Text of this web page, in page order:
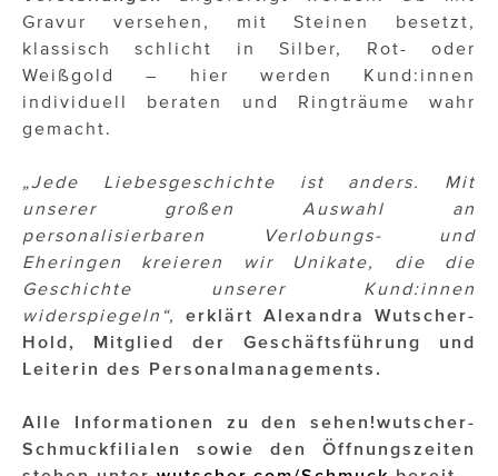
Gravur versehen, mit Steinen besetzt,
klassisch schlicht in Silber, Rot- oder
Weißgold – hier werden Kund:innen
individuell beraten und Ringträume wahr
gemacht.
„Jede Liebesgeschichte ist anders. Mit
unserer großen Auswahl an
personalisierbaren Verlobungs- und
Eheringen kreieren wir Unikate, die die
Geschichte unserer Kund:innen
widerspiegeln“,
erklärt Alexandra Wutscher-
Hold, Mitglied der Geschäftsführung und
Leiterin des Personalmanagements.
Alle Informationen zu den sehen!wutscher-
Schmuckfilialen sowie den Öffnungszeiten